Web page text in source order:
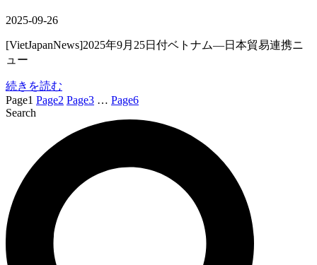
2025-09-26
[VietJapanNews]2025年9月25日付ベトナム―日本貿易連携ニ
ュー
続きを読む
Page1 Page2 Page3 … Page6
Search